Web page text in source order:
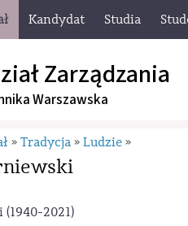
Kandydat Studia
Zarządzania
Warszawska
» Tradycja » Ludzie »
2021)